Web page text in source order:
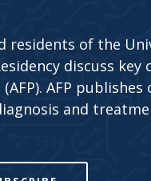
residents of the
discuss
AFP
and